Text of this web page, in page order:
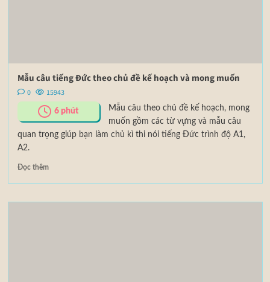
Mẫu câu tiếng Đức theo chủ đề kế hoạch và mong muốn
0 15943
6 phút
Mẫu câu theo chủ đề kế hoạch, mong
muốn gồm các từ vựng và mẫu câu
quan trọng giúp bạn làm chủ kì thi nói tiếng Đức trình độ A1,
A2.
Đọc thêm